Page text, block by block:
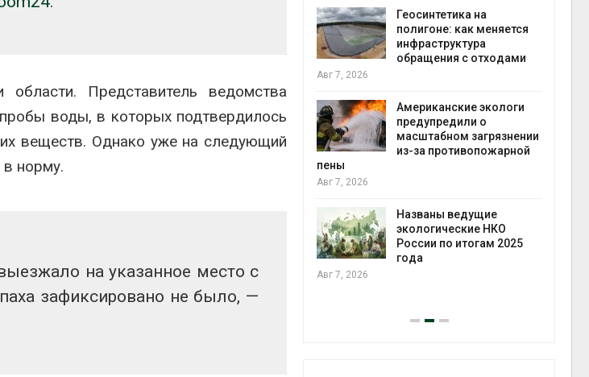
Представитель ведомства
воды, в которых подтвердилось
веществ. Однако уже на следующий
норму.
на указанное место с
зафиксировано не было, —
вновь
140
превысить норму почти в
полтора раза
Авг 7, 2026
Евросоюз потребовал
кондиционера и почти
без отопления
Авг 7, 2026
Геосинтетика на
полигоне: как меняется
инфраструктура
обращения с отходами
Авг 7, 2026
Американские экологи
предупредили о
масштабном загрязнении
из-за противопожарной
пены
Авг 7, 2026
Названы ведущие
экологические НКО
России по итогам 2025
года
Авг 7, 2026